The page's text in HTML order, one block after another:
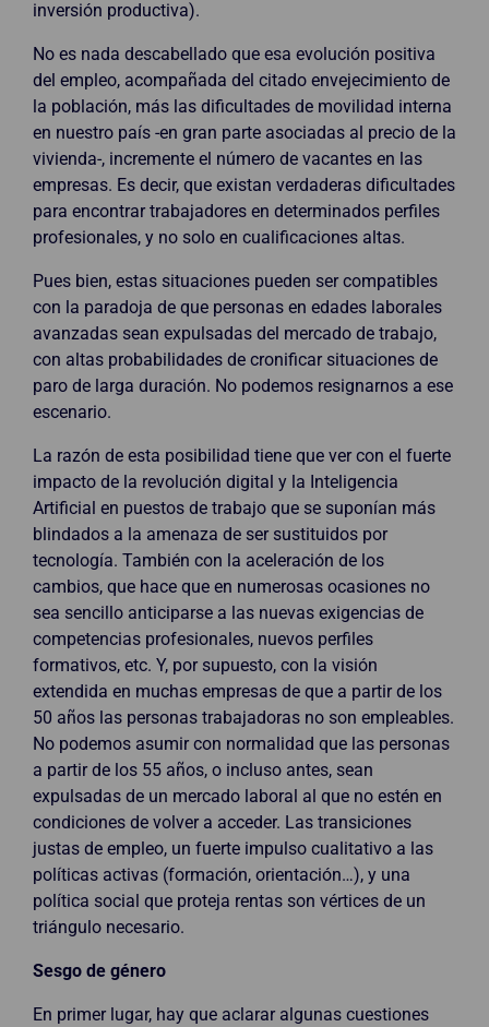
inversión productiva).
No es nada descabellado que esa evolución positiva
del empleo, acompañada del citado envejecimiento de
la población, más las dificultades de movilidad interna
en nuestro país -en gran parte asociadas al precio de la
vivienda-, incremente el número de vacantes en las
empresas. Es decir, que existan verdaderas dificultades
para encontrar trabajadores en determinados perfiles
profesionales, y no solo en cualificaciones altas.
Pues bien, estas situaciones pueden ser compatibles
con la paradoja de que personas en edades laborales
avanzadas sean expulsadas del mercado de trabajo,
con altas probabilidades de cronificar situaciones de
paro de larga duración. No podemos resignarnos a ese
escenario.
La razón de esta posibilidad tiene que ver con el fuerte
impacto de la revolución digital y la Inteligencia
Artificial en puestos de trabajo que se suponían más
blindados a la amenaza de ser sustituidos por
tecnología. También con la aceleración de los
cambios, que hace que en numerosas ocasiones no
sea sencillo anticiparse a las nuevas exigencias de
competencias profesionales, nuevos perfiles
formativos, etc. Y, por supuesto, con la visión
extendida en muchas empresas de que a partir de los
50 años las personas trabajadoras no son empleables.
No podemos asumir con normalidad que las personas
a partir de los 55 años, o incluso antes, sean
expulsadas de un mercado laboral al que no estén en
condiciones de volver a acceder. Las transiciones
justas de empleo, un fuerte impulso cualitativo a las
políticas activas (formación, orientación…), y una
política social que proteja rentas son vértices de un
triángulo necesario.
Sesgo de género
En primer lugar, hay que aclarar algunas cuestiones